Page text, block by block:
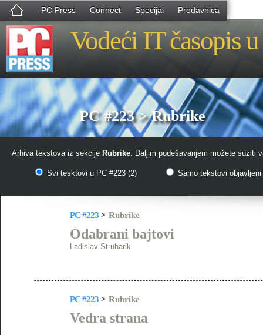
PC Press Connect Specijal Prodavnica
Vodeći IT časopis
PC #223 > Rubrike
Arhiva tekstova iz sekcije Rubrike. Daljim podešavanjem možete suziti
Svi tesktovi u PC #223 (2) Samo tekstovi objavljeni
PC #223 > Rubrike
Odabrani bajtovi
Ladislav Struharik
PC #223 > Rubrike
Vedra strana